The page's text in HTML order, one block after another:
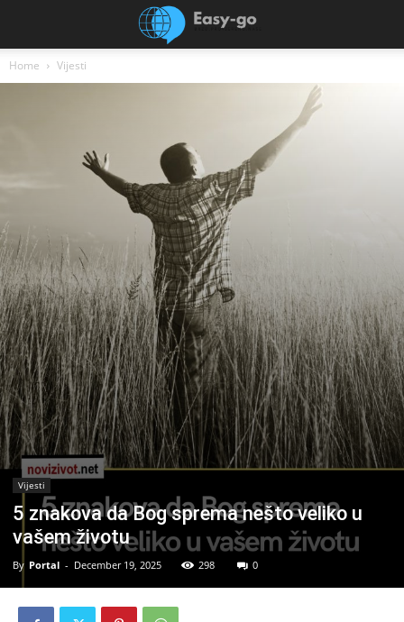
Home Vijesti
Vijesti
5 znakova da Bog sprema nešto veliko u
vašem životu
By Portal - December 19, 2025 298 0